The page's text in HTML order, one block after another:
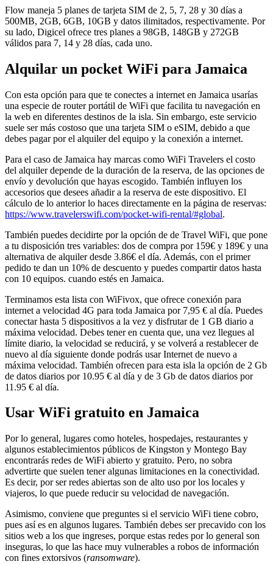
Flow maneja 5 planes de tarjeta SIM de 2, 5, 7, 28 y 30 días a
500MB, 2GB, 6GB, 10GB y datos ilimitados, respectivamente. Por
su lado, Digicel ofrece tres planes a 98GB, 148GB y 272GB
válidos para 7, 14 y 28 días, cada uno.
Alquilar un pocket WiFi para Jamaica
Con esta opción para que te conectes a internet en Jamaica usarías
una especie de router portátil de WiFi que facilita tu navegación en
la web en diferentes destinos de la isla. Sin embargo, este servicio
suele ser más costoso que una tarjeta SIM o eSIM, debido a que
debes pagar por el alquiler del equipo y la conexión a internet.
Para el caso de Jamaica hay marcas como WiFi Travelers el costo
del alquiler depende de la duración de la reserva, de las opciones de
envío y devolución que hayas escogido. También influyen los
accesorios que desees añadir a la reserva de este dispositivo. El
cálculo de lo anterior lo haces directamente en la página de reservas:
https://www.travelerswifi.com/pocket-wifi-rental/#global.
También puedes decidirte por la opción de de Travel WiFi, que pone
a tu disposición tres variables: dos de compra por 159€ y 189€ y una
alternativa de alquiler desde 3.86€ el día. Además, con el primer
pedido te dan un 10% de descuento y puedes compartir datos hasta
con 10 equipos. cuando estés en Jamaica.
Terminamos esta lista con WiFivox, que ofrece conexión para
internet a velocidad 4G para toda Jamaica por 7,95 € al día. Puedes
conectar hasta 5 dispositivos a la vez y disfrutar de 1 GB diario a
máxima velocidad. Debes tener en cuenta que, una vez llegues al
límite diario, la velocidad se reducirá, y se volverá a restablecer de
nuevo al día siguiente donde podrás usar Internet de nuevo a
máxima velocidad. También ofrecen para esta isla la opción de 2 Gb
de datos diarios por 10.95 € al día y de 3 Gb de datos diarios por
11.95 € al día.
Usar WiFi gratuito en Jamaica
Por lo general, lugares como hoteles, hospedajes, restaurantes y
algunos establecimientos públicos de Kingston y Montego Bay
encontrarás redes de WiFi abierto y gratuito. Pero, no sobra
advertirte que suelen tener algunas limitaciones en la conectividad.
Es decir, por ser redes abiertas son de alto uso por los locales y
viajeros, lo que puede reducir su velocidad de navegación.
Asimismo, conviene que preguntes si el servicio WiFi tiene cobro,
pues así es en algunos lugares. También debes ser precavido con los
sitios web a los que ingreses, porque estas redes por lo general son
inseguras, lo que las hace muy vulnerables a robos de información
con fines extorsivos (ransomware).